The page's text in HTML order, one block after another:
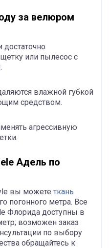
за велюром
достаточно
или пылесос с
влажной губкой
средством.
агрессивную
Адель по
вы можете ткань
погонного метра. Все
Флорида доступны в
возможен заказ
по выбору
обращайтесь к